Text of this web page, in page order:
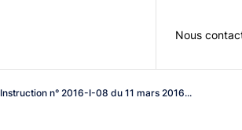
Nous
Instruction n° 2016-I-08 du 11 mars 2016...